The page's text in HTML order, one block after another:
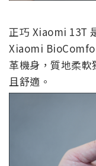
正巧 Xiaomi 13T
Xiaomi
革機身，質地柔
且舒適。